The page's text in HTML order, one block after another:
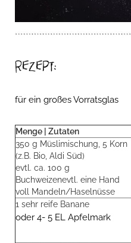
Rezept:
für ein großes Vorratsglas
Menge | Zutaten
350 g Müslimischung, 5 Korn
(z.B. Bio, Aldi Süd)
evtl. ca. 100 g
Buchweizenevtl. eine Hand
voll Mandeln/Haselnüsse
1 sehr reife Banane
oder 4- 5 EL Apfelmark